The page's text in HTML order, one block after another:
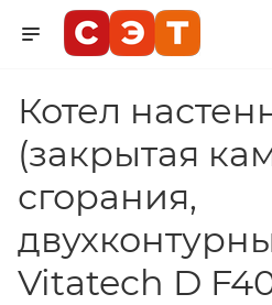
Котел
(закрытая
сгорания,
Vitatech D